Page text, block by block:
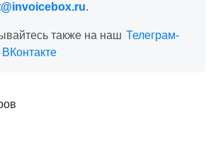
.
также на наш Телеграм-
ВКонтакте